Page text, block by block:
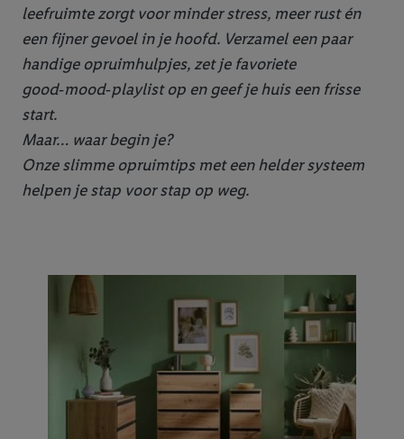
leefruimte zorgt voor minder stress, meer rust én
een fijner gevoel in je hoofd. Verzamel een paar
handige opruimhulpjes, zet je favoriete
good‑mood‑playlist op en geef je huis een frisse
start.
Maar… waar begin je?
Onze slimme opruimtips met een helder systeem
helpen je stap voor stap op weg.